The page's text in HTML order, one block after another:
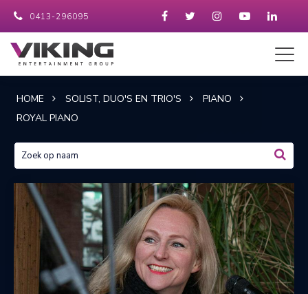
0413-296095
HOME SOLIST, DUO'S EN TRIO'S
PIANO
ROYAL PIANO